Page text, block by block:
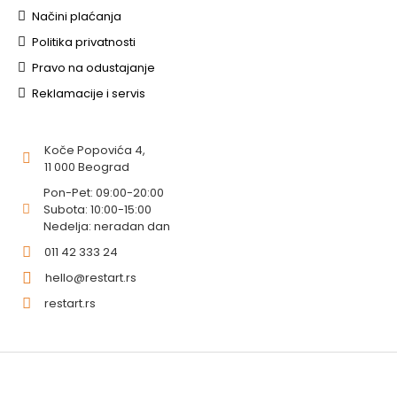
Načini plaćanja
Politika privatnosti
Pravo na odustajanje
Reklamacije i servis
Koče Popovića 4,
11 000 Beograd
Pon-Pet: 09:00-20:00
Subota: 10:00-15:00
Nedelja: neradan dan
011 42 333 24
hello@restart.rs
restart.rs